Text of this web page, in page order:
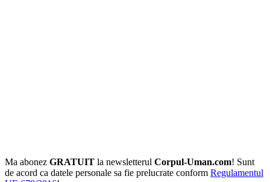
Ma abonez GRATUIT la newsletterul Corpul-Uman.com! Sunt
de acord ca datele personale sa fie prelucrate conform Regulamentul